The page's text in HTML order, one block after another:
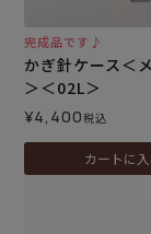
完成品です♪
かぎ針ケース＜
＞＜02L＞
¥4,400税込
カートに